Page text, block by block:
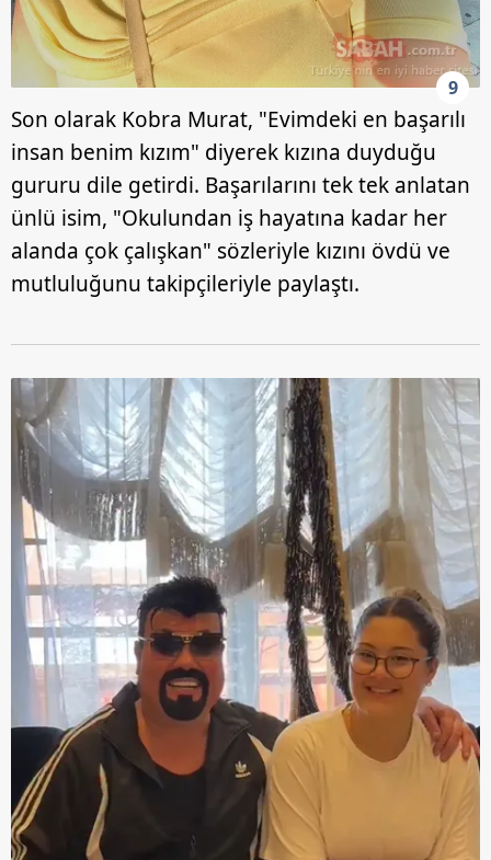
9
Son olarak Kobra Murat, "Evimdeki en başarılı
insan benim kızım" diyerek kızına duyduğu
gururu dile getirdi. Başarılarını tek tek anlatan
ünlü isim, "Okulundan iş hayatına kadar her
alanda çok çalışkan" sözleriyle kızını övdü ve
mutluluğunu takipçileriyle paylaştı.